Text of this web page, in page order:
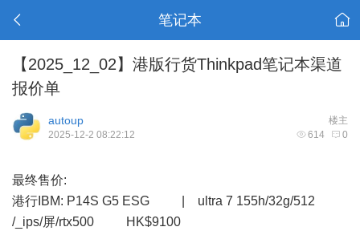
笔记本
【2025_12_02】港版行货Thinkpad笔记本渠道
报价单
楼主
autoup
614 0
2025-12-2 08:22:12
最终售价:
港行IBM: P14S G5 ESG | ultra 7 155h/32g/512
/_ips/屏/rtx500 HK$9100